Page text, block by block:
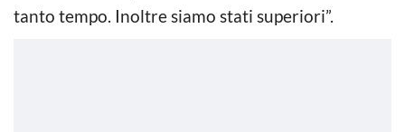
tanto tempo. Inoltre siamo stati superiori”.